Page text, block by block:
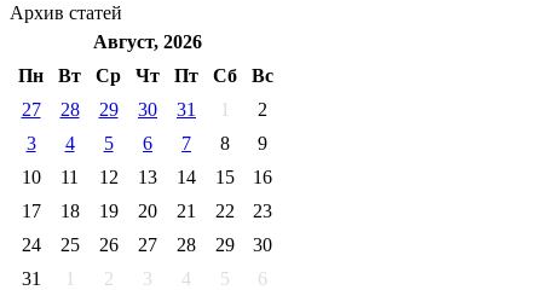
Архив статей
Август, 2026
Пн
Вт Ср Чт Пт Cб
Вс
27
28 29 30 31 1
2
3
4 5 6 7 8
9
10
11 12 13 14 15
16
17
18 19 20 21 22
23
24
25 26 27 28 29
30
31
1 2 3 4 5
6